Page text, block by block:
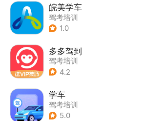
皖美学车
驾考培训
1.0
多多驾到
驾考培训
4.2
学车
驾考培训
5.0